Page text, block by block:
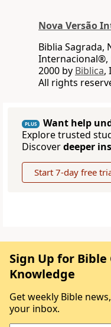
Nova Versão
Biblia Sagrada,
Internacional®,
2000 by Biblica,
All rights
PLUS
Want help
Explore trusted
Discoverdeeper
Start 7-day free
Sign Up for
Knowledge
Get weekly Bible
your inbox.